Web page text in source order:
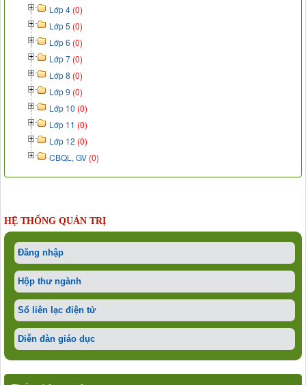
Lớp 4 (0)
Lớp 5 (0)
Lớp 6 (0)
Lớp 7 (0)
Lớp 8 (0)
Lớp 9 (0)
Lớp 10 (0)
Lớp 11 (0)
Lớp 12 (0)
CBQL, GV (0)
HỆ THỐNG QUẢN TRỊ
Đăng nhập
Hộp thư ngành
Sổ liên lạc điện tử
Diễn đàn giáo dục